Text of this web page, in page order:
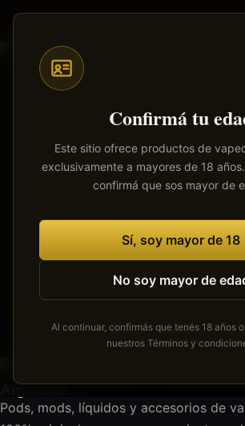
Confirmá tu
Este sitio ofrece productos de
exclusivamente a mayores de 18
confirmá que sos mayor de
Sí, soy mayor de 18
No soy mayor de
Al continuar, confirmás que tenés 18 años
nuestros Términos y
Saltar
contenido
principal
Pods, mods, líquidos y accesorios de